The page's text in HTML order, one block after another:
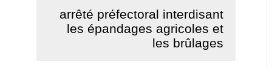
arrêté préfectoral interdisant
les épandages agricoles et
les brûlages